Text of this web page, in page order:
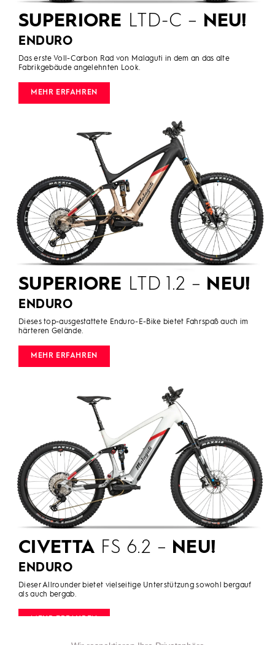
SUPERIORE LTD-C – NEU!
ENDURO
Das erste Voll-Carbon Rad von Malaguti in dem an das alte
Fabrikgebäude angelehnten Look.
MEHR ERFAHREN
SUPERIORE LTD 1.2 – NEU!
ENDURO
Dieses top-ausgestattete Enduro-E-Bike bietet Fahrspaß auch im
härteren Gelände.
MEHR ERFAHREN
CIVETTA FS 6.2 – NEU!
ENDURO
Dieser Allrounder bietet vielseitige Unterstützung sowohl bergauf
als auch bergab.